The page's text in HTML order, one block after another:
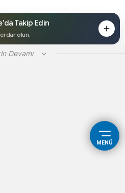
MENÜ
Takip Edin
olun.
Devamı